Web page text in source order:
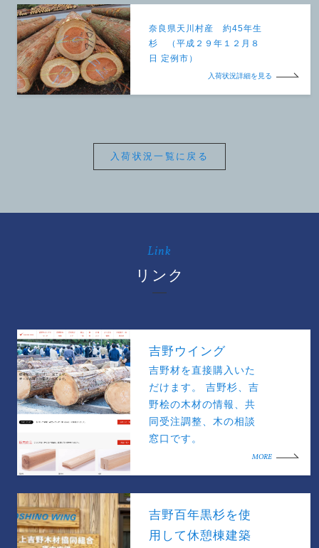
奈良県天川村産 約45年生
杉 （平成２９年１２月８
日 定例市）
入荷状況詳細を見る
入荷状況一覧に戻る
Link
リンク
吉野ウイング
吉野材を直接購入いた
だけます。 吉野杉、吉
野桧の木材の情報、共
同受注調整、木の相談
窓口です。
MORE
吉野百年黒杉を使
用して休憩棟建築